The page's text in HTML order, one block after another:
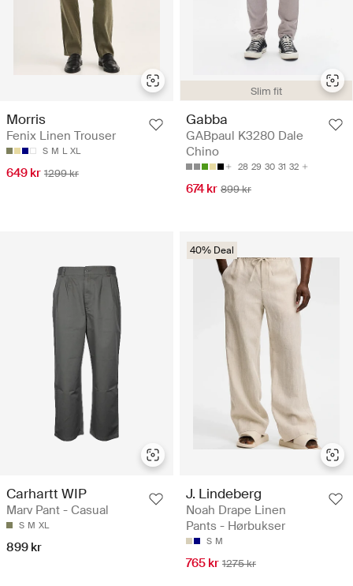
Morris
Fenix Linen Trouser
S M L XL
649 kr 1299 kr
Slim fit
Gabba
GABpaul K3280 Dale
Chino
28 29 30 31 32
674 kr 899 kr
Carhartt WIP
Marv Pant - Casual
S M XL
899 kr
40% Deal
J. Lindeberg
Noah Drape Linen
Pants - Hørbukser
S M
765 kr 1275 kr